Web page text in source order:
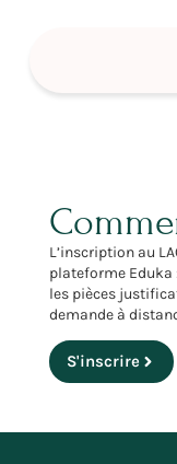
L’inscription au
plateforme Eduka
les pièces
demande à
S'inscrire